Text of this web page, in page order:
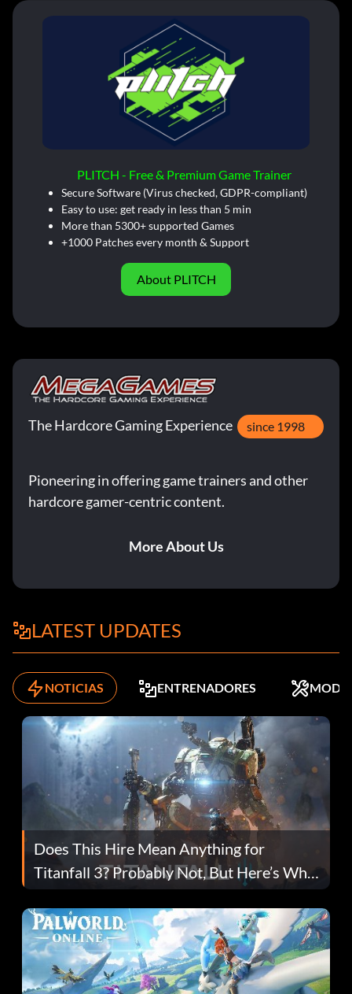
PLITCH - Free & Premium Game Trainer
Secure Software (Virus checked, GDPR-compliant)
Easy to use: get ready in less than 5 min
More than 5300+ supported Games
+1000 Patches every month & Support
About PLITCH
The Hardcore Gaming Experience since 1998
Pioneering in offering game trainers and other
hardcore gamer-centric content.
More About Us
LATEST UPDATES
NOTICIAS ENTRENADORES MODS
Does This Hire Mean Anything for
Titanfall 3? Probably Not, But Here’s Why
Fans Are Hopeful